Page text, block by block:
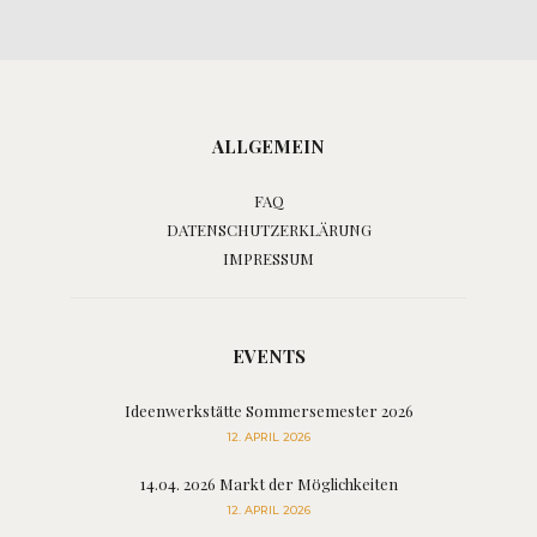
ALLGEMEIN
FAQ
DATENSCHUTZERKLÄRUNG
IMPRESSUM
EVENTS
Ideenwerkstätte Sommersemester 2026
12. APRIL 2026
14.04. 2026 Markt der Möglichkeiten
12. APRIL 2026